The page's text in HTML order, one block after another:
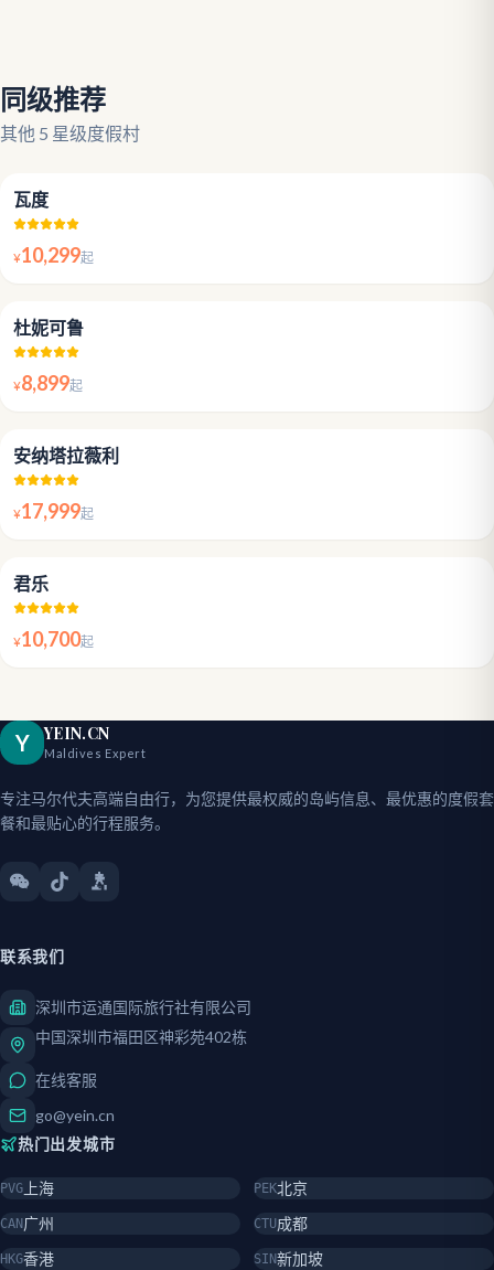
同级推荐
其他 5 星级度假村
瓦度
¥10,299起
杜妮可鲁
¥8,899起
安纳塔拉薇利
¥17,999起
君乐
¥10,700起
Y YEIN.CN
Maldives Expert
专注马尔代夫高端自由行，为您提供最权威的岛屿信息、最优惠的度假套
餐和最贴心的行程服务。
联系我们
深圳市运通国际旅行社有限公司
中国深圳市福田区神彩苑402栋
在线客服
go@yein.cn
热门出发城市
PVG 上海 PEK北京
CAN 广州 CTU成都
HKG香港 SIN新加坡